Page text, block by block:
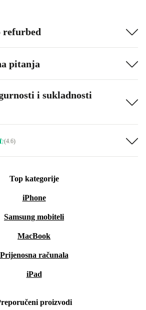
refurbed
pitanja
i sukladnosti
(4.6)
Top kategorije
iPhone
Samsung mobiteli
MacBook
Prijenosna računala
iPad
proizvodi